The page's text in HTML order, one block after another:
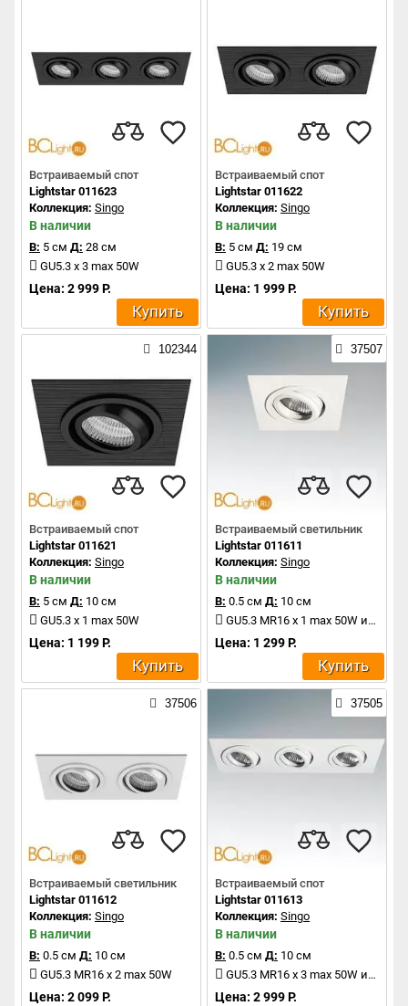
Встраиваемый спот
Lightstar 011623
Коллекция: Singo
В наличии
В: 5 см Д: 28 см
GU5.3 x 3 max 50W
Цена: 2 999 Р.
Купить
Встраиваемый спот
Lightstar 011622
Коллекция: Singo
В наличии
В: 5 см Д: 19 см
GU5.3 x 2 max 50W
Цена: 1 999 Р.
Купить
102344
Встраиваемый спот
Lightstar 011621
Коллекция: Singo
В наличии
В: 5 см Д: 10 см
GU5.3 x 1 max 50W
Цена: 1 199 Р.
Купить
37507
Встраиваемый светильник
Lightstar 011611
Коллекция: Singo
В наличии
В: 0.5 см Д: 10 см
GU5.3 MR16 x 1 max 50W или GU10 x 1 max 50W
Цена: 1 299 Р.
Купить
37506
Встраиваемый светильник
Lightstar 011612
Коллекция: Singo
В наличии
В: 0.5 см Д: 10 см
GU5.3 MR16 x 2 max 50W
Цена: 2 099 Р.
37505
Встраиваемый спот
Lightstar 011613
Коллекция: Singo
В наличии
В: 0.5 см Д: 10 см
GU5.3 MR16 x 3 max 50W или GU10 x 3 max 50W
Цена: 2 999 Р.